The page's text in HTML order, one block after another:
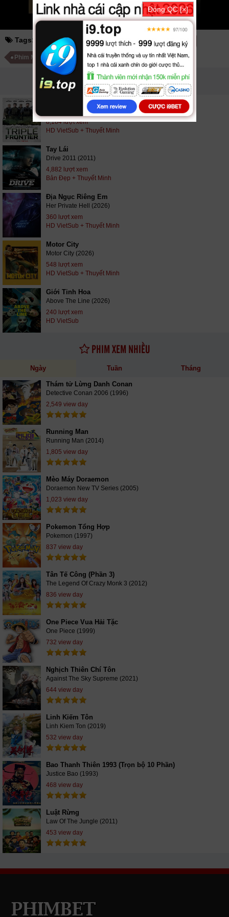
Tags: the two face of january tháng giêng hai mặt
Phim Mỹ Phim Hình Sự Mỹ
PHIM LIÊN QUAN
Băng Cướp Bất Đắc Dĩ
Triple Frontier (2019)
8,184 lượt xem
HD VietSub + Thuyết Minh
Tay Lái
Drive 2011 (2011)
4,882 lượt xem
Bản Đẹp + Thuyết Minh
Địa Ngục Riêng Em
Her Private Hell (2026)
360 lượt xem
HD VietSub + Thuyết Minh
Motor City
Motor City (2026)
548 lượt xem
HD VietSub + Thuyết Minh
Giới Tinh Hoa
Above The Line (2026)
240 lượt xem
HD VietSub
PHIM XEM NHIỀU
Ngày Tuần Tháng
Thám tử Lừng Danh Conan
Detective Conan 2006 (1996)
2,549 view day
Running Man
Running Man (2014)
1,805 view day
Mèo Máy Doraemon
Doraemon New TV Series (2005)
1,023 view day
Pokemon Tổng Hợp
Pokemon (1997)
837 view day
Tân Tế Công (Phần 3)
The Legend Of Crazy Monk 3 (2012)
836 view day
One Piece Vua Hải Tặc
One Piece (1999)
732 view day
Nghịch Thiên Chí Tôn
Against The Sky Supreme (2021)
644 view day
Linh Kiếm Tôn
Linh Kiem Ton (2019)
532 view day
Bao Thanh Thiên 1993 (Trọn bộ 10 Phần)
Justice Bao (1993)
468 view day
Luật Rừng
Law Of The Jungle (2011)
453 view day
Đóng QC [×]